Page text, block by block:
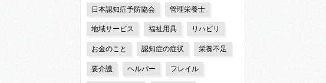
日本認知症予防協会 管理栄養士
地域サービス 福祉用具 リハビリ
お金のこと 認知症の症状 栄養不足
要介護 ヘルパー フレイル